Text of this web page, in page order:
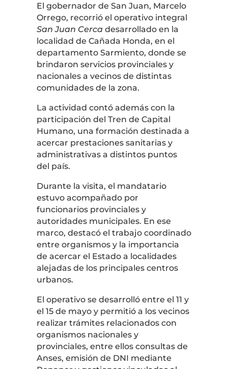
El gobernador de San Juan, Marcelo
Orrego, recorrió el operativo integral
San Juan Cerca desarrollado en la
localidad de Cañada Honda, en el
departamento Sarmiento, donde se
brindaron servicios provinciales y
nacionales a vecinos de distintas
comunidades de la zona.
La actividad contó además con la
participación del Tren de Capital
Humano, una formación destinada a
acercar prestaciones sanitarias y
administrativas a distintos puntos
del país.
Durante la visita, el mandatario
estuvo acompañado por
funcionarios provinciales y
autoridades municipales. En ese
marco, destacó el trabajo coordinado
entre organismos y la importancia
de acercar el Estado a localidades
alejadas de los principales centros
urbanos.
El operativo se desarrolló entre el 11 y
el 15 de mayo y permitió a los vecinos
realizar trámites relacionados con
organismos nacionales y
provinciales, entre ellos consultas de
Anses, emisión de DNI mediante